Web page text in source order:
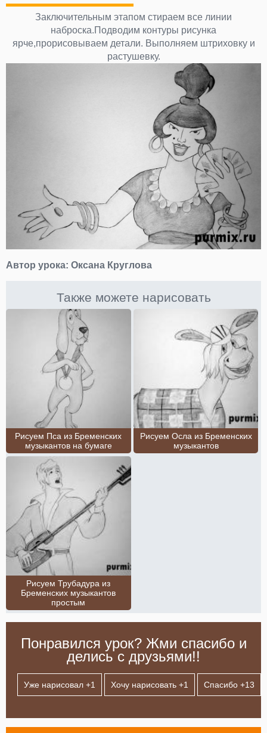
Заключительным этапом стираем все линии
наброска.Подводим контуры рисунка
ярче,прорисовываем детали. Выполняем штриховку и
растушевку.
Автор урока: Оксана Круглова
Также можете нарисовать
Рисуем Пса из Бременских
музыкантов на бумаге
Рисуем Осла из Бременских
музыкантов
Рисуем Трубадура из
Бременских музыкантов
простым
Понравился урок? Жми спасибо и
делись с друзьями!!
Уже нарисовал +1 Хочу нарисовать +1 Спасибо +13